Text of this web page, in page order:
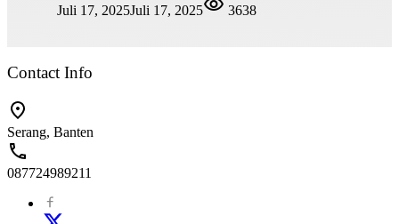
Juli 17, 2025Juli 17, 2025 3638
Contact Info
Serang, Banten
087724989211